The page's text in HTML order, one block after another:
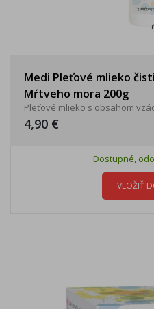
Medi Pleťové mlieko
Mŕtveho mora 200g
Pleťové mlieko s obsahom
4,90 €
Dostupné,
VLOŽIŤ